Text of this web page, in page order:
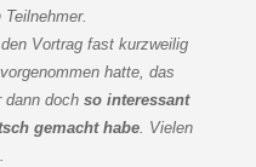
Vortrag fast kurzweilig
hatte, das
dann dochso interessant
gemacht habe. Vielen